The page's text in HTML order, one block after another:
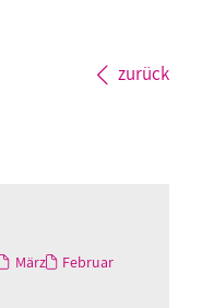
zurück
März
Februar